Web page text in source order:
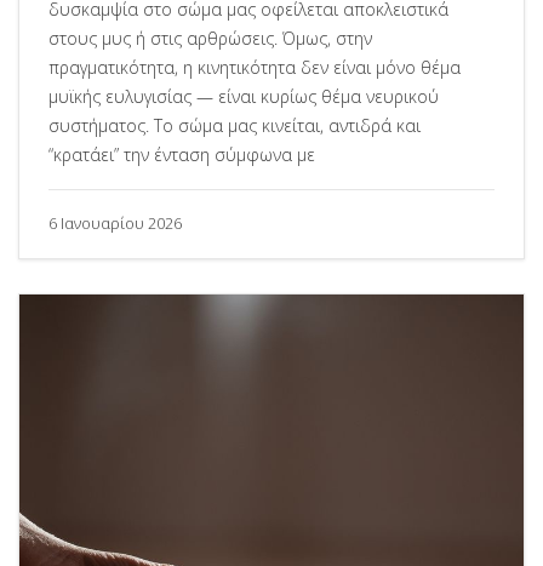
δυσκαμψία στο σώμα μας οφείλεται αποκλειστικά
στους μυς ή στις αρθρώσεις. Όμως, στην
πραγματικότητα, η κινητικότητα δεν είναι μόνο θέμα
μυϊκής ευλυγισίας — είναι κυρίως θέμα νευρικού
συστήματος. Το σώμα μας κινείται, αντιδρά και
“κρατάει” την ένταση σύμφωνα με
6 Ιανουαρίου 2026